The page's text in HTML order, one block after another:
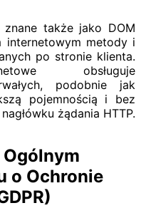
znane także jako DOM
internetowym metody i
po stronie klienta.
obsługuje
podobnie jak
pojemnością i bez
żądania HTTP.
o Ochronie